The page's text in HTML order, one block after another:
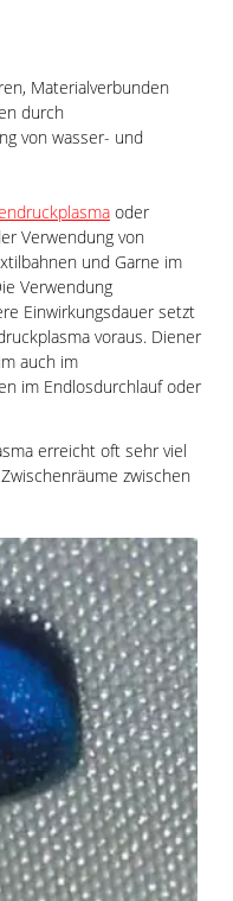
Materialverbunden
durch
von wasser- und
oder
Verwendung von
und Garne im
Verwendung
Einwirkungsdauer setzt
voraus. Diener
auch im
im Endlosdurchlauf oder
erreicht oft sehr viel
zwischen